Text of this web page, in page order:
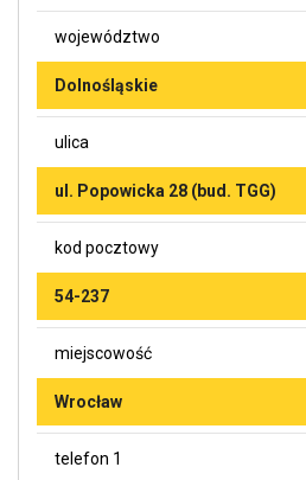
województwo
Dolnośląskie
ulica
ul. Popowicka 28 (bud. TGG)
kod pocztowy
54-237
miejscowość
Wrocław
telefon 1